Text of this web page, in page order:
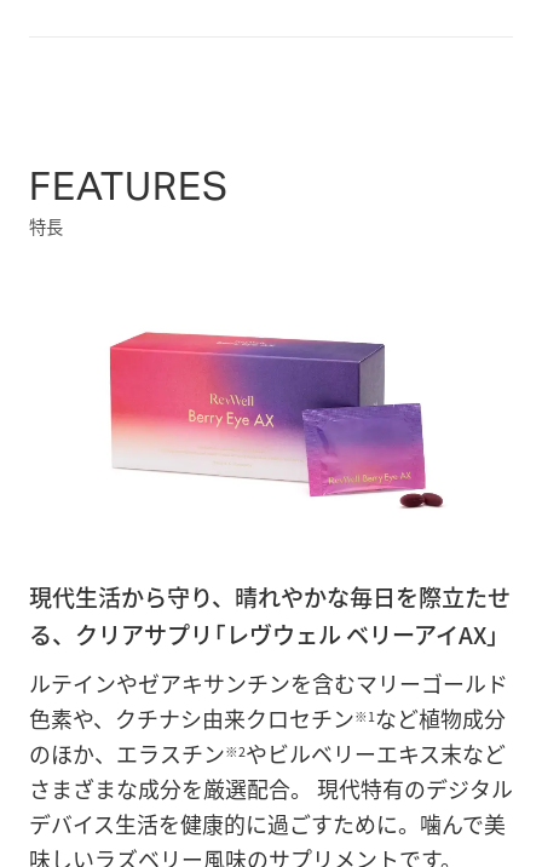
FEATURES
特長
現代生活から守り、晴れやかな毎日を際立たせ
る、クリアサプリ「レヴウェル ベリーアイAX」
ルテインやゼアキサンチンを含むマリーゴールド
色素や、クチナシ由来クロセチン※1など植物成分
のほか、エラスチン※2やビルベリーエキス末など
さまざまな成分を厳選配合。 現代特有のデジタル
デバイス生活を健康的に過ごすために。噛んで美
味しいラズベリー風味のサプリメントです。